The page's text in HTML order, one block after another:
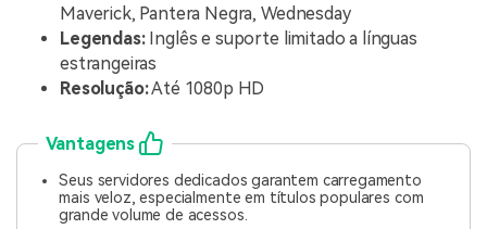
Maverick, Pantera Negra, Wednesday
Legendas:Inglês e suporte limitado a línguas
estrangeiras
Resolução:Até 1080p HD
Vantagens
Seus servidores dedicados garantem carregamento
mais veloz, especialmente em títulos populares com
grande volume de acessos.